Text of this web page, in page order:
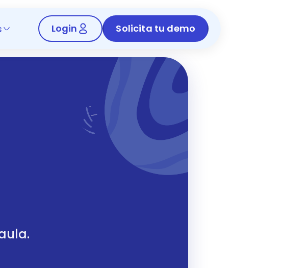
Login Solicita tu demo